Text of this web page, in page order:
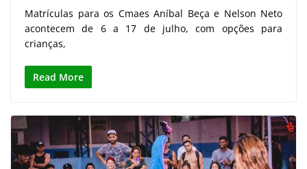
Matrículas para os Cmaes Aníbal Beça e Nelson Neto
acontecem de 6 a 17 de julho, com opções para
crianças,
Read More